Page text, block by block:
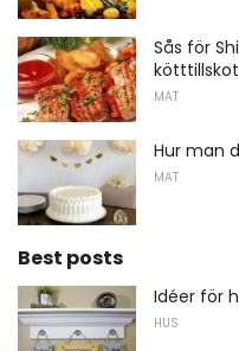
Sås för
MAT
Hur man
MAT
Best posts
Idéer för
HUS